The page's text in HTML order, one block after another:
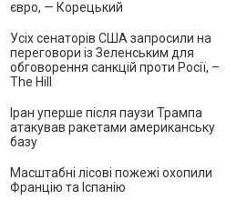
євро, — Корецький
Усіх сенаторів США запросили на
переговори із Зеленським для
обговорення санкцій проти Росії, –
The Hill
Іран уперше після паузи Трампа
атакував ракетами американську
базу
Масштабні лісові пожежі охопили
Францію та Іспанію